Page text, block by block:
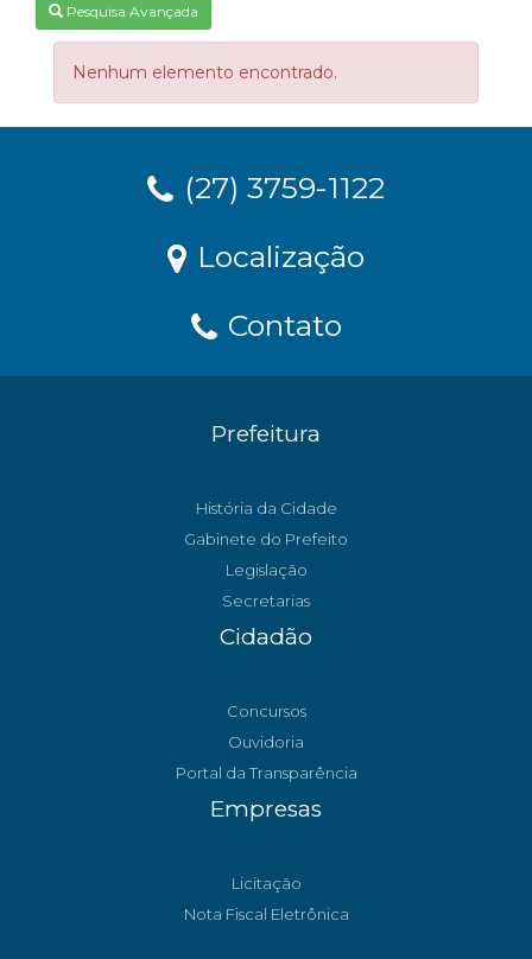
Pesquisa Avançada
Nenhum elemento encontrado.
(27) 3759-1122
Localização
Contato
Prefeitura
História da Cidade
Gabinete do Prefeito
Legislação
Secretarias
Cidadão
Concursos
Ouvidoria
Portal da Transparência
Empresas
Licitação
Nota Fiscal Eletrônica